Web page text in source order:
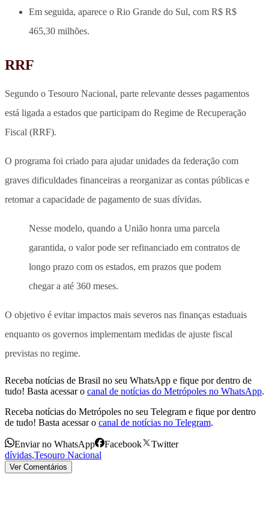
Em seguida, aparece o Rio Grande do Sul, com R$ R$
465,30 milhões.
RRF
Segundo o Tesouro Nacional, parte relevante desses pagamentos
está ligada a estados que participam do Regime de Recuperação
Fiscal (RRF).
O programa foi criado para ajudar unidades da federação com
graves dificuldades financeiras a reorganizar as contas públicas e
retomar a capacidade de pagamento de suas dívidas.
Nesse modelo, quando a União honra uma parcela
garantida, o valor pode ser refinanciado em contratos de
longo prazo com os estados, em prazos que podem
chegar a até 360 meses.
O objetivo é evitar impactos mais severos nas finanças estaduais
enquanto os governos implementam medidas de ajuste fiscal
previstas no regime.
Receba notícias de Brasil no seu WhatsApp e fique por dentro de
tudo! Basta acessar o canal de notícias do Metrópoles no WhatsApp.
Receba notícias do Metrópoles no seu Telegram e fique por dentro
de tudo! Basta acessar o canal de notícias no Telegram.
Enviar no WhatsApp Facebook
Twitter
dívidas,Tesouro Nacional
Ver Comentários